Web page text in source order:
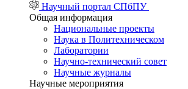
Научный портал СПбПУ
Общая информация
Национальные проекты
Наука в Политехническом
Лаборатории
Научно-технический совет
Научные журналы
Научные мероприятия